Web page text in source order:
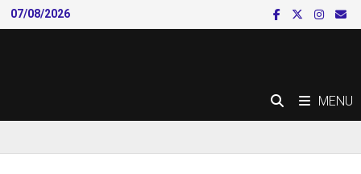
Skip
to
07/08/2026
MENU